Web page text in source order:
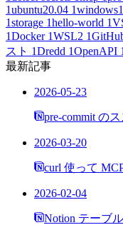
1ubuntu20.04 1
1storage 1hello-world 1
1Docker 1WSL2 1
スト 1Dredd 1OpenAPI 1
最新記事
2026-05-23
pre-commit の
2026-03-20
curl 使って
2026-02-04
Notion テーブ